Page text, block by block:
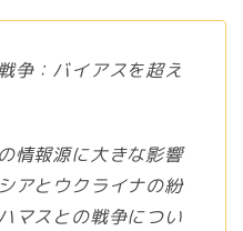
争：バイアスを超え
情報源に大きな影響
アとウクライナの紛
マスとの戦争につい